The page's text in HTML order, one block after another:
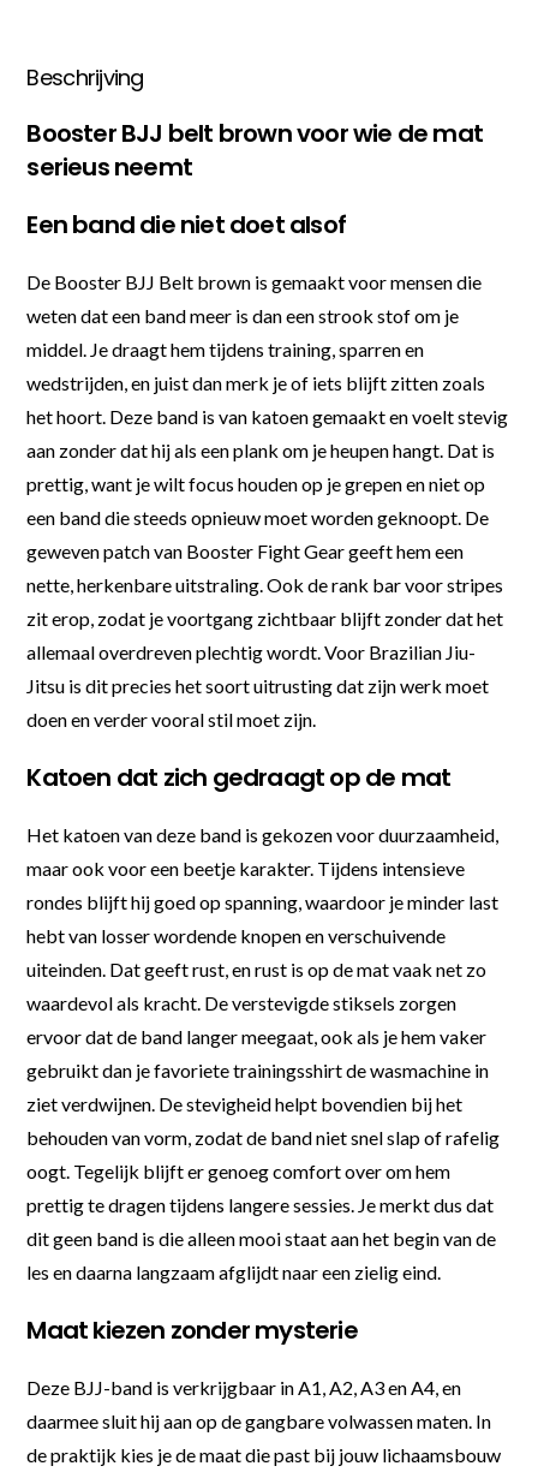
Beschrijving
Booster BJJ belt brown voor wie de mat
serieus neemt
Een band die niet doet alsof
De Booster BJJ Belt brown is gemaakt voor mensen die
weten dat een band meer is dan een strook stof om je
middel. Je draagt hem tijdens training, sparren en
wedstrijden, en juist dan merk je of iets blijft zitten zoals
het hoort. Deze band is van katoen gemaakt en voelt stevig
aan zonder dat hij als een plank om je heupen hangt. Dat is
prettig, want je wilt focus houden op je grepen en niet op
een band die steeds opnieuw moet worden geknoopt. De
geweven patch van Booster Fight Gear geeft hem een
nette, herkenbare uitstraling. Ook de rank bar voor stripes
zit erop, zodat je voortgang zichtbaar blijft zonder dat het
allemaal overdreven plechtig wordt. Voor Brazilian Jiu-
Jitsu is dit precies het soort uitrusting dat zijn werk moet
doen en verder vooral stil moet zijn.
Katoen dat zich gedraagt op de mat
Het katoen van deze band is gekozen voor duurzaamheid,
maar ook voor een beetje karakter. Tijdens intensieve
rondes blijft hij goed op spanning, waardoor je minder last
hebt van losser wordende knopen en verschuivende
uiteinden. Dat geeft rust, en rust is op de mat vaak net zo
waardevol als kracht. De verstevigde stiksels zorgen
ervoor dat de band langer meegaat, ook als je hem vaker
gebruikt dan je favoriete trainingsshirt de wasmachine in
ziet verdwijnen. De stevigheid helpt bovendien bij het
behouden van vorm, zodat de band niet snel slap of rafelig
oogt. Tegelijk blijft er genoeg comfort over om hem
prettig te dragen tijdens langere sessies. Je merkt dus dat
dit geen band is die alleen mooi staat aan het begin van de
les en daarna langzaam afglijdt naar een zielig eind.
Maat kiezen zonder mysterie
Deze BJJ-band is verkrijgbaar in A1, A2, A3 en A4, en
daarmee sluit hij aan op de gangbare volwassen maten. In
de praktijk kies je de maat die past bij jouw lichaamsbouw